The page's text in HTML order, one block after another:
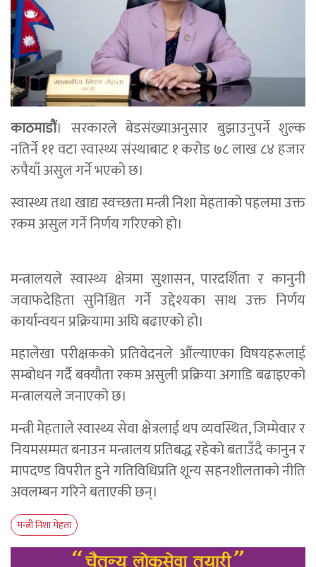
काठमाडाैं। सरकारले बेडसंख्याअनुसार बुझाउनुपर्ने शुल्क
नतिर्ने ११ वटा स्वास्थ्य संस्थाबाट १ करोड ७८ लाख ८४ हजार
रुपैयाँ असुल गर्ने भएको छ।
स्वास्थ्य तथा खाद्य स्वच्छता मन्त्री निशा मेहताको पहलमा उक्त
रकम असुल गर्ने निर्णय गरिएको हो।
मन्त्रालयले स्वास्थ्य क्षेत्रमा सुशासन, पारदर्शिता र कानुनी
जवाफदेहिता सुनिश्चित गर्ने उद्देश्यका साथ उक्त निर्णय
कार्यान्वयन प्रक्रियामा अघि बढाएको हो।
महालेखा परीक्षकको प्रतिवेदनले औंल्याएका विषयहरूलाई
सम्बोधन गर्दै बक्यौता रकम असुली प्रक्रिया अगाडि बढाइएको
मन्त्रालयले जनाएको छ।
मन्त्री मेहताले स्वास्थ्य सेवा क्षेत्रलाई थप व्यवस्थित, जिम्मेवार र
नियमसम्मत बनाउन मन्त्रालय प्रतिबद्ध रहेको बताउँदै कानुन र
मापदण्ड विपरीत हुने गतिविधिप्रति शून्य सहनशीलताको नीति
अवलम्बन गरिने बताएकी छन्।
मन्त्री निशा मेहता